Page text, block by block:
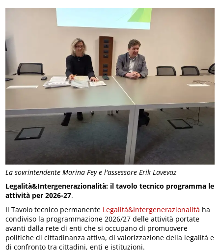
La sovrintendente Marina Fey e l'assessore Erik Lavevaz
Legalità&Intergenerazionalità: il tavolo tecnico programma le
attività per 2026-27.
Il Tavolo tecnico permanente Legalità&Intergenerazionalità ha
condiviso la programmazione 2026/27 delle attività portate
avanti dalla rete di enti che si occupano di promuovere
politiche di cittadinanza attiva, di valorizzazione della legalità e
di confronto tra cittadini, enti e istituzioni.